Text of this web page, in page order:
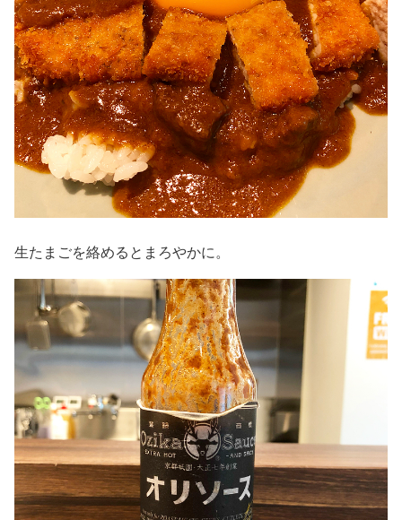
生たまごを絡めるとまろやかに。